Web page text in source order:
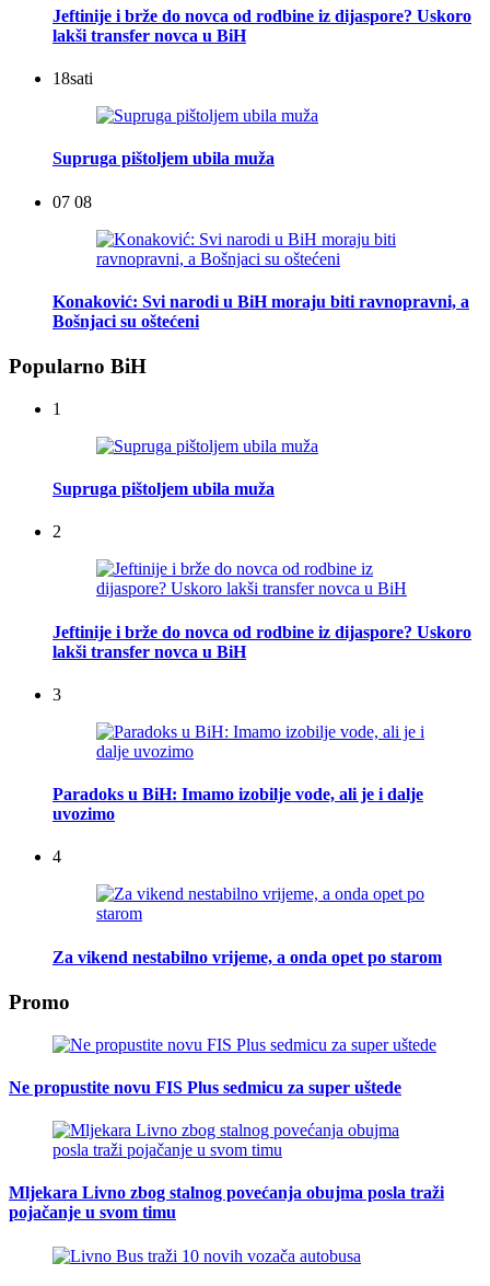
Jeftinije i brže do novca od rodbine iz dijaspore? Uskoro
lakši transfer novca u BiH
18sati
Supruga pištoljem ubila muža
07 08
Konaković: Svi narodi u BiH moraju biti ravnopravni, a
Bošnjaci su oštećeni
Popularno BiH
1
Supruga pištoljem ubila muža
2
Jeftinije i brže do novca od rodbine iz dijaspore? Uskoro
lakši transfer novca u BiH
3
Paradoks u BiH: Imamo izobilje vode, ali je i dalje
uvozimo
4
Za vikend nestabilno vrijeme, a onda opet po starom
Promo
Ne propustite novu FIS Plus sedmicu za super uštede
Mljekara Livno zbog stalnog povećanja obujma posla traži
pojačanje u svom timu